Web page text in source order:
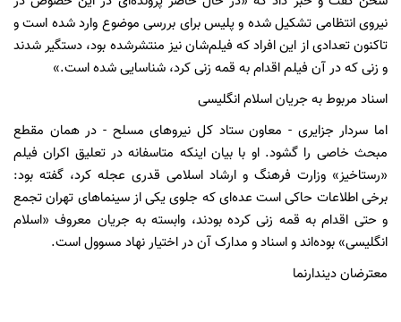
نیروی انتظامی تشکیل شده و پلیس برای بررسی موضوع وارد شده است و
تاکنون تعدادی از این افراد که فیلم‌شان نیز منتشرشده بود، دستگیر شدند
و زنی که در آن فیلم اقدام به قمه زنی کرد، شناسایی شده است.»
اسناد مربوط به جریان اسلام انگلیسی
اما سردار جزایری - معاون ستاد کل نیروهای مسلح - در همان مقطع
مبحث خاصی را گشود. او با بیان اینکه متاسفانه در تعلیق اکران فیلم
«رستاخیز» وزارت فرهنگ و ارشاد اسلامی قدری عجله کرد، گفته بود:
برخی اطلاعات حاکی است عده‌ای که جلوی یکی از سینماهای تهران تجمع
و حتی اقدام به قمه زنی کرده بودند، وابسته به جریان معروف «اسلام
انگلیسی» بوده‌اند و اسناد و مدارک آن در اختیار نهاد مسوول است.
معترضان دیندارنما